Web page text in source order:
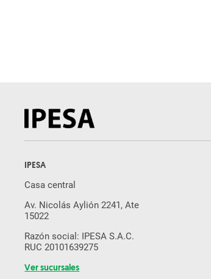
Miniexcavadora
Equipos usados
Martillo Hidraulico
IPESA
Casa central
Av. Nicolás Aylión 2241, Ate
15022
Razón social: IPESA S.A.C.
RUC 20101639275
Ver sucursales